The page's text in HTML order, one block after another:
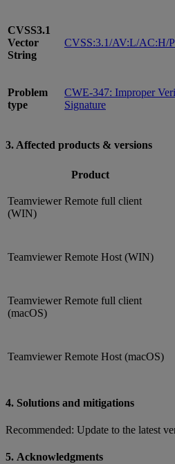
CVSS3.1
Vector
String
CVSS:3.1/AV:L/AC:H/
Problem
type
CWE-347: Improper
Signature
3. Affected products & versions
Product
Teamviewer Remote full client
(WIN)
Teamviewer Remote Host (WIN)
Teamviewer Remote full client
(macOS)
Teamviewer Remote Host (macOS)
4. Solutions and mitigations
Recommended: Update to the latest
5. Acknowledgments